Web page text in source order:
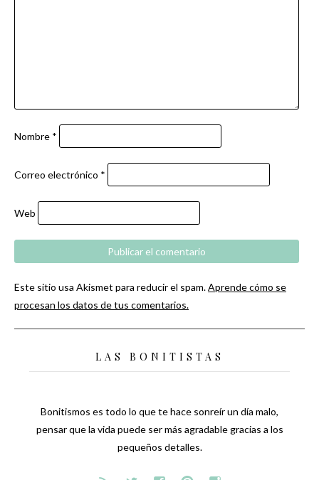
Nombre *
Correo electrónico *
Web
Este sitio usa Akismet para reducir el spam.Aprende cómo se
procesan los datos de tus comentarios.
LAS BONITISTAS
Bonitismos es todo lo que te hace sonreír un día malo,
pensar que la vida puede ser más agradable gracias a los
pequeños detalles.